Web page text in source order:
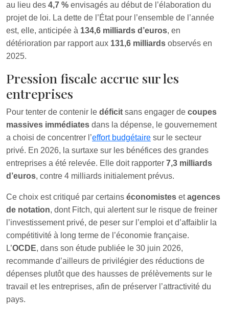
au lieu des 4,7 % envisagés au début de l’élaboration du
projet de loi. La dette de l’État pour l’ensemble de l’année
est, elle, anticipée à 134,6 milliards d’euros, en
détérioration par rapport aux 131,6 milliards observés en
2025.
Pression fiscale accrue sur les
entreprises
Pour tenter de contenir le déficit sans engager de coupes
massives immédiates dans la dépense, le gouvernement
a choisi de concentrer l’effort budgétaire sur le secteur
privé. En 2026, la surtaxe sur les bénéfices des grandes
entreprises a été relevée. Elle doit rapporter 7,3 milliards
d’euros, contre 4 milliards initialement prévus.
Ce choix est critiqué par certains économistes etagences
de notation, dont Fitch, qui alertent sur le risque de freiner
l’investissement privé, de peser sur l’emploi et d’affaiblir la
compétitivité à long terme de l’économie française.
L’OCDE, dans son étude publiée le 30 juin 2026,
recommande d’ailleurs de privilégier des réductions de
dépenses plutôt que des hausses de prélèvements sur le
travail et les entreprises, afin de préserver l’attractivité du
pays.